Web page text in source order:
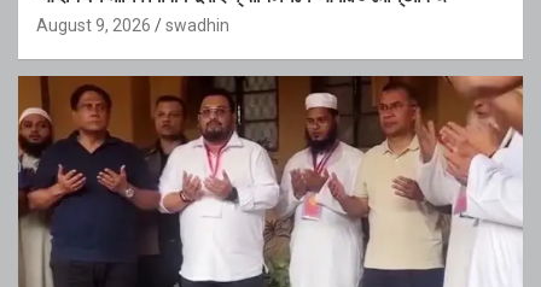
August 9, 2026 swadhin